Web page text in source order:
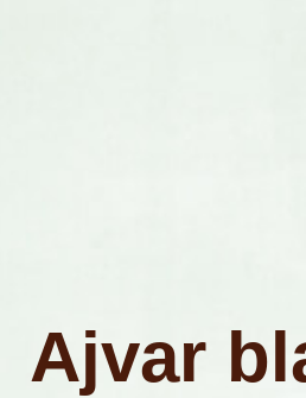
Ajvar bl